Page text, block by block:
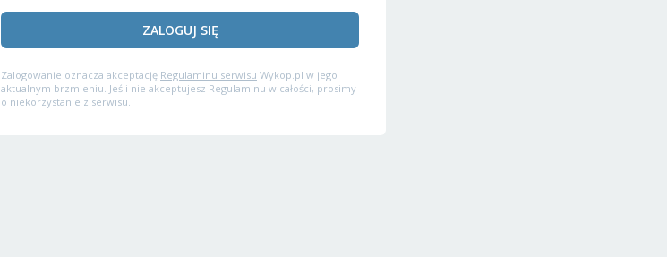
ZALOGUJ SIĘ
Zalogowanie oznacza akceptację Regulaminu serwisu Wykop.pl w jego
aktualnym brzmieniu. Jeśli nie akceptujesz Regulaminu w całości, prosimy
o niekorzystanie z serwisu.